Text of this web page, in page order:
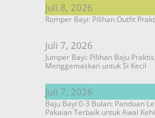
Juli 8, 2026
Romper Bayi: Pilihan Outfit
Juli 7, 2026
Jumper Bayi: Pilihan Baju
Menggemaskan untuk Si Kecil
Juli 7, 2026
Baju Bayi 0-3 Bulan: Panduan
Pakaian Terbaik untuk Awal